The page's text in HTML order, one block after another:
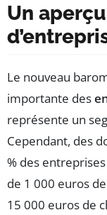
Un
Le nouveau
importante des
représente un
Cependant, des
% des
de 1 000 euros
15 000 euros de